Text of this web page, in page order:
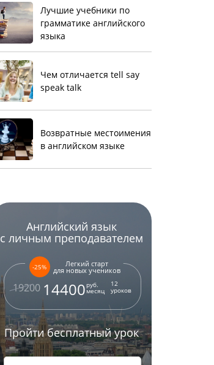
Лучшие учебники по
грамматике английского
языка
Чем отличается tell say
speak talk
Возвратные местоимения
в английском языке
Английский язык
с личным преподавателем
-25% Легкий старт
для новых учеников
19200 14400руб.
месяц
12
уроков
Пройти бесплатный урок